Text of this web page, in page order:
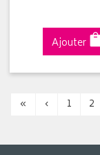
Ajouter
« ‹ 1 2